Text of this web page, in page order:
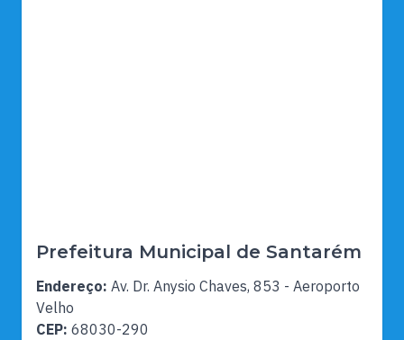
Prefeitura Municipal de Santarém
Endereço: Av. Dr. Anysio Chaves, 853 - Aeroporto
Velho
CEP: 68030-290